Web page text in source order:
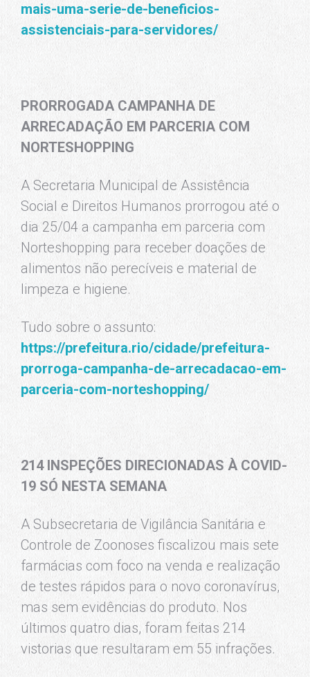
mais-uma-serie-de-beneficios-
assistenciais-para-servidores/
PRORROGADA CAMPANHA DE
ARRECADAÇÃO EM PARCERIA COM
NORTESHOPPING
A Secretaria Municipal de Assistência
Social e Direitos Humanos prorrogou até o
dia 25/04 a campanha em parceria com
Norteshopping para receber doações de
alimentos não perecíveis e material de
limpeza e higiene.
Tudo sobre o assunto:
https://prefeitura.rio/cidade/prefeitura-
prorroga-campanha-de-arrecadacao-em-
parceria-com-norteshopping/
214 INSPEÇÕES DIRECIONADAS À COVID-
19 SÓ NESTA SEMANA
A Subsecretaria de Vigilância Sanitária e
Controle de Zoonoses fiscalizou mais sete
farmácias com foco na venda e realização
de testes rápidos para o novo coronavírus,
mas sem evidências do produto. Nos
últimos quatro dias, foram feitas 214
vistorias que resultaram em 55 infrações.